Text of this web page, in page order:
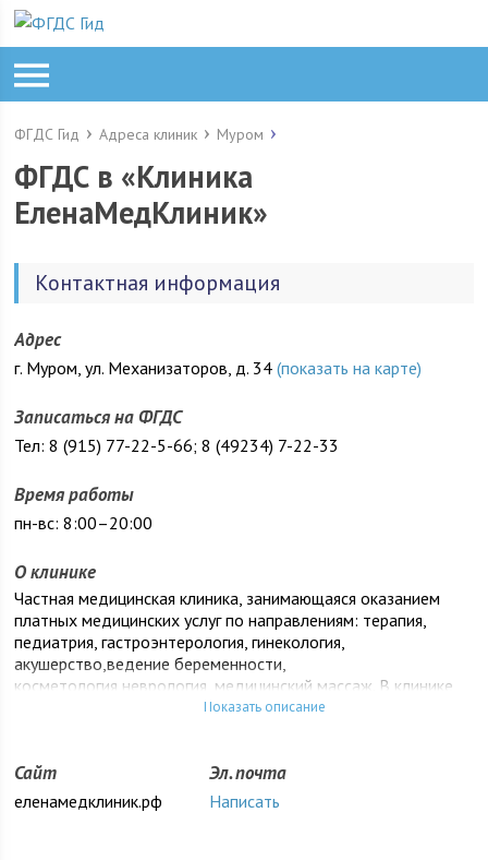
ФГДС Гид Адреса клиник Муром
ФГДС в «Клиника
ЕленаМедКлиник»
Контактная информация
Адрес
г. Муром, ул. Механизаторов, д. 34(показать на карте)
Записаться на ФГДС
Тел: 8 (915) 77-22-5-66; 8 (49234) 7-22-33
Время работы
пн-вс: 8:00–20:00
О клинике
Частная медицинская клиника, занимающаяся оказанием
платных медицинских услуг по направлениям: терапия,
педиатрия, гастроэнтерология, гинекология,
акушерство,ведение беременности,
косметология,неврология, медицинский массаж. В клинике
выполняются более 1000 видов медицинских анализов,
Показать описание
Сайт
еленамедклиник.рф
Эл. почта
Написать